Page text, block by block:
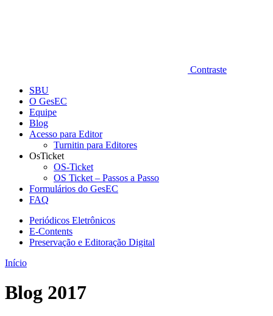
Contraste
SBU
O GesEC
Equipe
Blog
Acesso para Editor
Turnitin para Editores
OsTicket
OS-Ticket
OS Ticket – Passos a Passo
Formulários do GesEC
FAQ
Periódicos Eletrônicos
E-Contents
Preservação e Editoração Digital
Início
Blog 2017